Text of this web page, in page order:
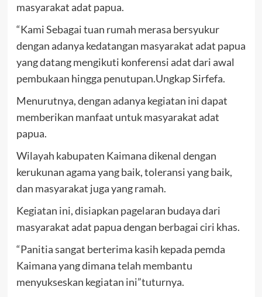
masyarakat adat papua.
“Kami Sebagai tuan rumah merasa bersyukur
dengan adanya kedatangan masyarakat adat papua
yang datang mengikuti konferensi adat dari awal
pembukaan hingga penutupan.Ungkap Sirfefa.
Menurutnya, dengan adanya kegiatan ini dapat
memberikan manfaat untuk masyarakat adat
papua.
Wilayah kabupaten Kaimana dikenal dengan
kerukunan agama yang baik, toleransi yang baik,
dan masyarakat juga yang ramah.
Kegiatan ini, disiapkan pagelaran budaya dari
masyarakat adat papua dengan berbagai ciri khas.
“Panitia sangat berterima kasih kepada pemda
Kaimana yang dimana telah membantu
menyukseskan kegiatan ini”tuturnya.